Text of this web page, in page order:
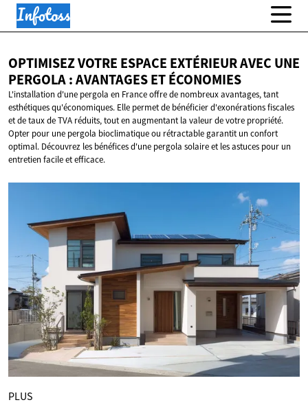
OPTIMISEZ VOTRE ESPACE EXTÉRIEUR AVEC UNE
PERGOLA : AVANTAGESET ÉCONOMIES
L'installation d'une pergola en France offre de nombreux avantages, tant
esthétiques qu'économiques. Elle permet de bénéficier d'exonérations fiscales
et de taux de TVA réduits, tout en augmentant la valeur de votre propriété.
Opter pour une pergola bioclimatique ou rétractable garantit un confort
optimal. Découvrez les bénéfices d'une pergola solaire et les astuces pour un
entretien facile et efficace.
PLUS